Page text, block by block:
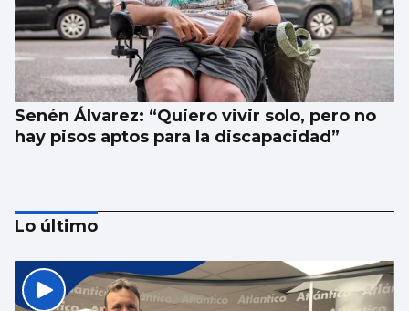
Senén Álvarez: “Quiero vivir solo, pero no
hay pisos aptos para la discapacidad”
Lo último